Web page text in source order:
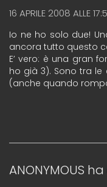
16 APRILE 2008 ALLE
Io ne ho solo due!
ancora tutto questo
E’ vero: è una gran
ho già 3). Sono tra
(anche quando
ANONYMOUS ha